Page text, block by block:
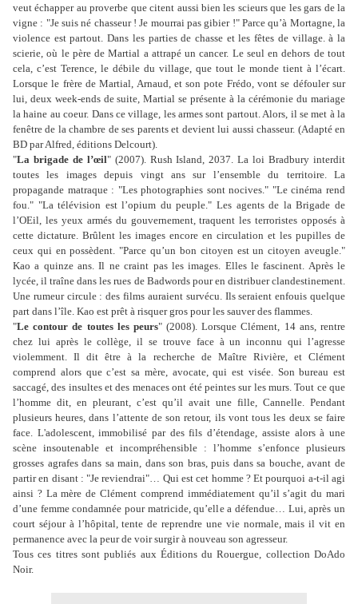
veut échapper au proverbe que citent aussi bien les scieurs que les gars de la
vigne : "Je suis né chasseur ! Je mourrai pas gibier !" Parce qu’à Mortagne, la
violence est partout. Dans les parties de chasse et les fêtes de village. à la
scierie, où le père de Martial a attrapé un cancer. Le seul en dehors de tout
cela, c’est Terence, le débile du village, que tout le monde tient à l’écart.
Lorsque le frère de Martial, Arnaud, et son pote Frédo, vont se défouler sur
lui, deux week-ends de suite, Martial se présente à la cérémonie du mariage
la haine au coeur. Dans ce village, les armes sont partout. Alors, il se met à la
fenêtre de la chambre de ses parents et devient lui aussi chasseur. (Adapté en
BD par Alfred, éditions Delcourt).
"La brigade de l’œil" (2007). Rush Island, 2037. La loi Bradbury interdit
toutes les images depuis vingt ans sur l’ensemble du territoire. La
propagande matraque : "Les photographies sont nocives." "Le cinéma rend
fou." "La télévision est l’opium du peuple." Les agents de la Brigade de
l’OEil, les yeux armés du gouvernement, traquent les terroristes opposés à
cette dictature. Brûlent les images encore en circulation et les pupilles de
ceux qui en possèdent. "Parce qu’un bon citoyen est un citoyen aveugle."
Kao a quinze ans. Il ne craint pas les images. Elles le fascinent. Après le
lycée, il traîne dans les rues de Badwords pour en distribuer clandestinement.
Une rumeur circule : des films auraient survécu. Ils seraient enfouis quelque
part dans l’île. Kao est prêt à risquer gros pour les sauver des flammes.
"Le contour de toutes les peurs" (2008). Lorsque Clément, 14 ans, rentre
chez lui après le collège, il se trouve face à un inconnu qui l’agresse
violemment. Il dit être à la recherche de Maître Rivière, et Clément
comprend alors que c’est sa mère, avocate, qui est visée. Son bureau est
saccagé, des insultes et des menaces ont été peintes sur les murs. Tout ce que
l’homme dit, en pleurant, c’est qu’il avait une fille, Cannelle. Pendant
plusieurs heures, dans l’attente de son retour, ils vont tous les deux se faire
face. L'adolescent, immobilisé par des fils d’étendage, assiste alors à une
scène insoutenable et incompréhensible : l’homme s’enfonce plusieurs
grosses agrafes dans sa main, dans son bras, puis dans sa bouche, avant de
partir en disant : "Je reviendrai"… Qui est cet homme ? Et pourquoi a-t-il agi
ainsi ? La mère de Clément comprend immédiatement qu’il s’agit du mari
d’une femme condamnée pour matricide, qu’elle a défendue… Lui, après un
court séjour à l’hôpital, tente de reprendre une vie normale, mais il vit en
permanence avec la peur de voir surgir à nouveau son agresseur.
Tous ces titres sont publiés aux Éditions du Rouergue, collection DoAdo
Noir.